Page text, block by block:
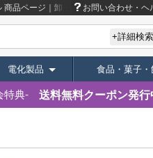
商品ページ｜卸・仕入れサイト【スー
お問い合わせ・ヘ
+詳細検索
電化製品 食品・菓子
特典 送料無料クーポン発行